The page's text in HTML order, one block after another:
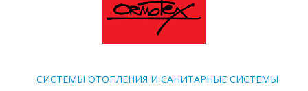
CИСТЕМЫ ОТОПЛЕНИЯ И САНИТАРНЫЕ СИСТЕМЫ